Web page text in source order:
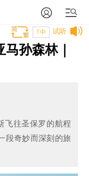
试听
T中
孙森林｜
飞往圣保罗的航程
段奇妙而深刻的旅